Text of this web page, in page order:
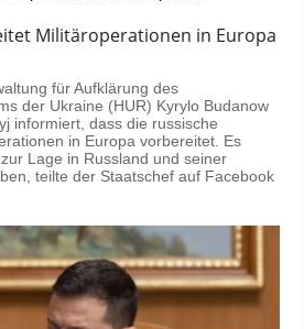
Militäroperationen in Europa
für Aufklärung des
der Ukraine (HUR) Kyrylo Budanow
informiert, dass die russische
in Europa vorbereitet. Es
Lage in Russland und seiner
teilte der Staatschef auf Facebook